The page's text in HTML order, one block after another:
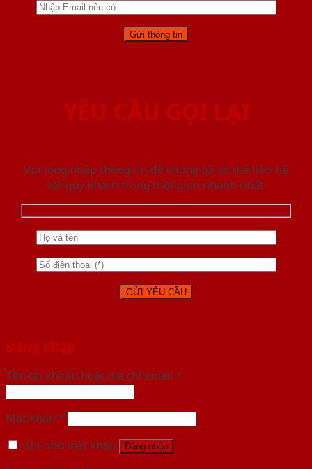
YÊU CẦU GỌI LẠI
Vui lòng nhập thông tin để chúng tôi có thể liên hệ
với quý khách trong thời gian nhanh nhất.
Đăng nhập
Tên tài khoản hoặc địa chỉ email *
Mật khẩu *
Ghi nhớ mật khẩu
Đăng nhập